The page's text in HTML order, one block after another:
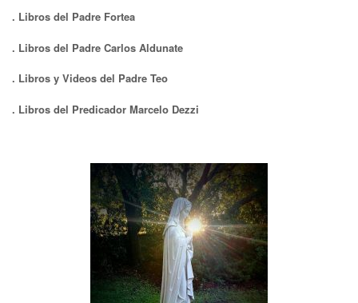
. Libros del Padre Fortea
. Libros del Padre Carlos Aldunate
. Libros y Videos del Padre Teo
. Libros del Predicador Marcelo Dezzi